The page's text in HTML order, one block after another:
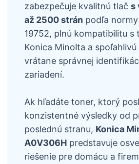
zabezpečuje kvalitnú tlač s
až 2500 strán podľa normy
19752, plnú kompatibilitu s
Konica Minolta a
vrátane správnej
zariadení.
Ak hľadáte toner, ktorý
konzistentné výsledky od
poslednú stranu, Konica
A0V306H predstavuje
riešenie pre domácu a